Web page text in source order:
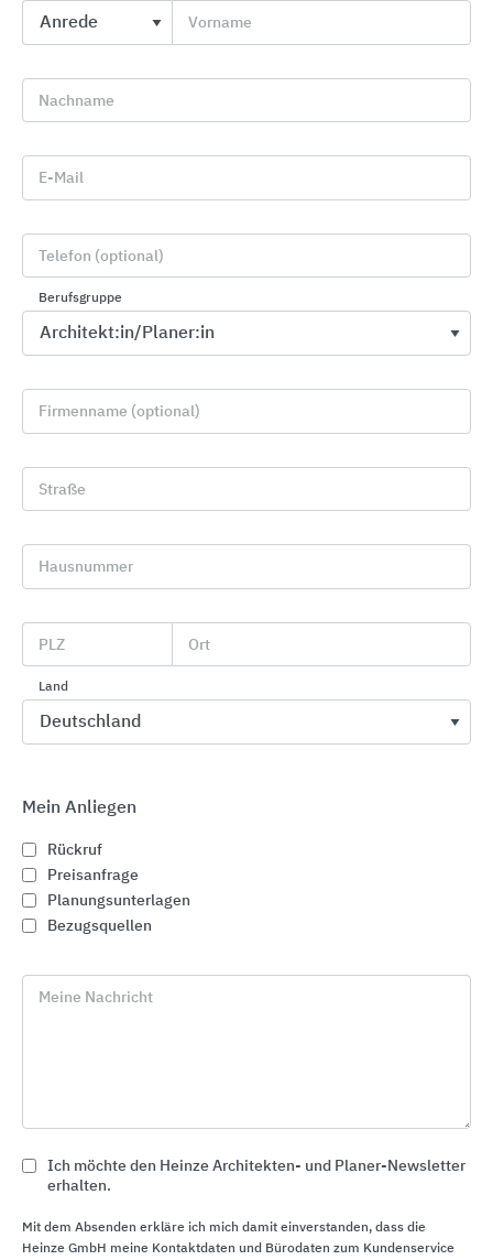
WÖHR Autoparksysteme
Alpha Deuren International
Vorname
Nachname
E-Mail
Telefon (optional)
Berufsgruppe
Firmenname (optional)
Straße
Hausnummer
PLZ Ort
Land
Mein Anliegen
Rückruf
Preisanfrage
Planungsunterlagen
Bezugsquellen
Meine Nachricht
Ich möchte den Heinze Architekten- und Planer-Newsletter
erhalten.
Mit dem Absenden erkläre ich mich damit einverstanden, dass die
Heinze GmbH meine Kontaktdaten und Bürodaten zum Kundenservice